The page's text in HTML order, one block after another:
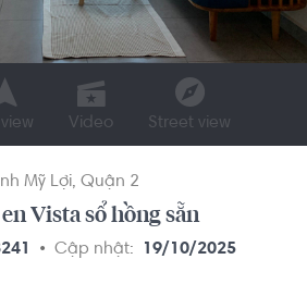
Video Street view
Mỹ Lợi Quận 2
Vista sổ hồng sẵn
Cập nhật: 19/10/2025